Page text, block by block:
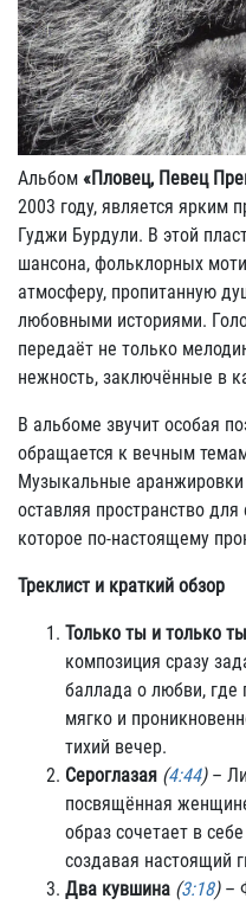
Альбом «Пловец, Певец
2003 году, является ярким
Гуджи Бурдули. В этой
шансона, фольклорных
атмосферу, пропитанную
любовными историями.
передаёт не только
нежность, заключённые в
В альбоме звучит особая
обращается к вечным
Музыкальные
оставляя пространство
которое по-настоящему
Треклист и краткий обзор
Только ты и только ты
композиция сразу
баллада о любви, где
мягко и
тихий вечер.
Сероглазая (4:44)–
посвящённая
образ сочетает в
создавая настоящий
Два кувшина (3:18)–